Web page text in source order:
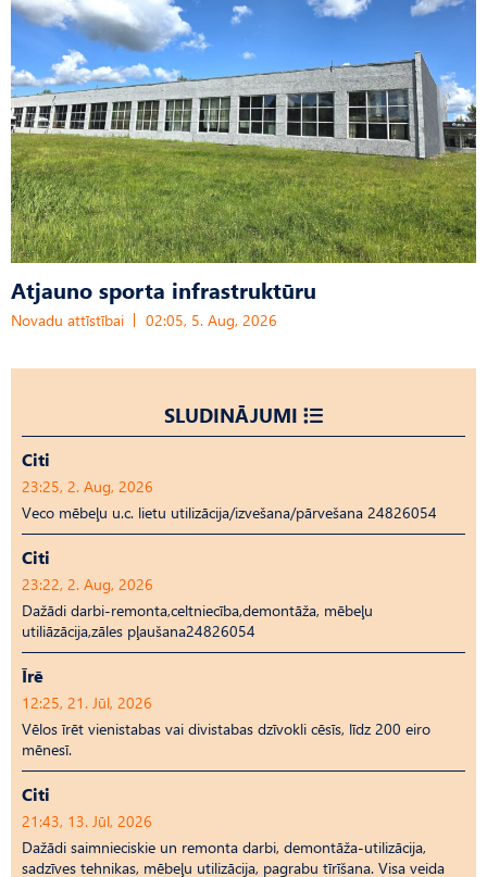
Atjauno sporta infrastruktūru
Novadu attīstībai 02:05, 5. Aug, 2026
SLUDINĀJUMI
Citi
23:25, 2. Aug, 2026
Veco mēbeļu u.c. lietu utilizācija/izvešana/pārvešana 24826054
Citi
23:22, 2. Aug, 2026
Dažādi darbi-remonta,celtniecība,demontāža, mēbeļu
utiliāzācija,zāles pļaušana24826054
Īrē
12:25, 21. Jūl, 2026
Vēlos īrēt vienistabas vai divistabas dzīvokli cēsīs, līdz 200 eiro
mēnesī.
Citi
21:43, 13. Jūl, 2026
Dažādi saimnieciskie un remonta darbi, demontāža-utilizācija,
sadzīves tehnikas, mēbeļu utilizācija, pagrabu tīrīšana. Visa veida